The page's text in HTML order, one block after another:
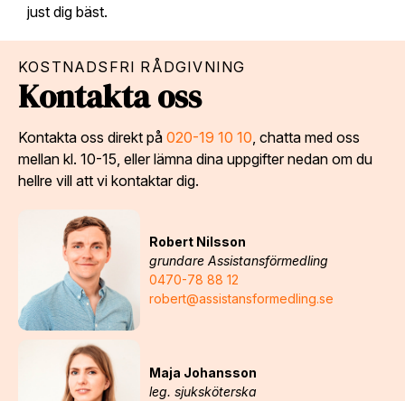
just dig bäst.
KOSTNADSFRI RÅDGIVNING
Kontakta oss
Kontakta oss direkt på 020-19 10 10 , chatta med oss
mellan kl. 10-15, eller lämna dina uppgifter nedan om du
hellre vill att vi kontaktar dig.
Robert Nilsson
grundare Assistansförmedling
0470-78 88 12
robert@assistansformedling.se
Maja Johansson
leg. sjuksköterska